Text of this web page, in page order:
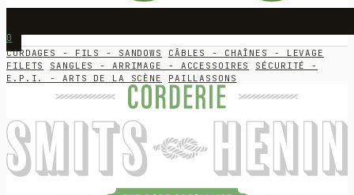
0
CORDAGES - FILS - SANDOWS
CÂBLES - CHAÎNES - LEVAGE
FILETS
SANGLES - ARRIMAGE - ACCESSOIRES
SÉCURITÉ -
E.P.I. - ARTS DE LA SCÈNE
PAILLASSONS